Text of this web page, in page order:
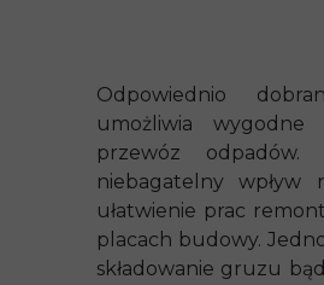
Odpowiednio
umożliwia wygodne
przewóz
niebagatelny wpływ
ułatwienie prac
placach budowy.
składowanie gruzu